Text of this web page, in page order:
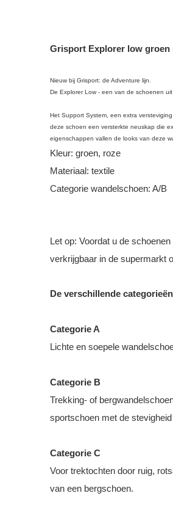
Grisport Explorer low groen
Nieuw bij Grisport: de Adventure lijn.
De Explorer Low - een van de schoenen
Het Support System, een extra
deze schoen een versterkte neuskap die
eigenschappen vallen de looks van deze
Kleur: groen, roze
Materiaal: textile
Categorie wandelschoen: A/B
Let op: Voordat u de
verkrijgbaar in de supermarkt
De verschillende
Categorie A
Lichte en soepele
Categorie B
Trekking- of
sportschoen met de
Categorie C
Voor trektochten door ruig,
van een bergschoen.